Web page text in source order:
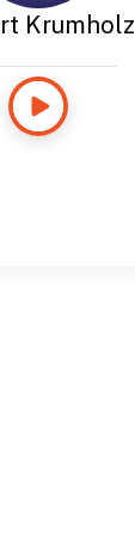
Krumholz